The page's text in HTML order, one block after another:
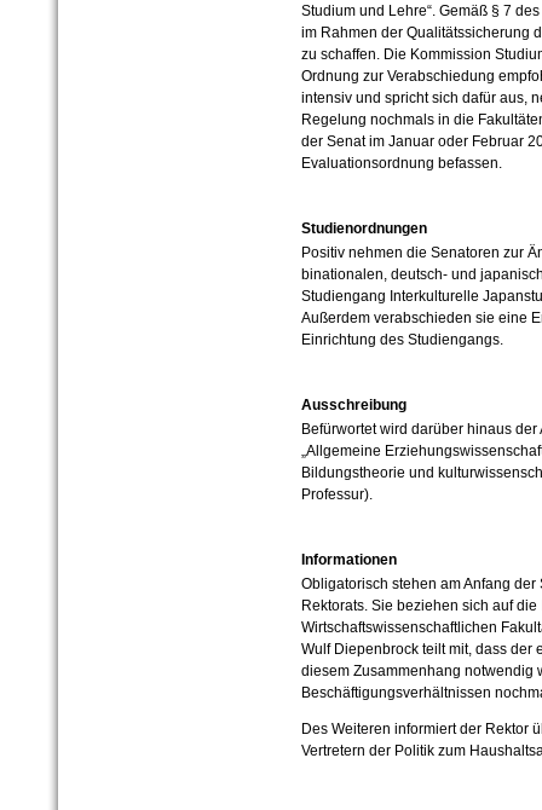
Studium und Lehre“. Gemäß § 7 des
im Rahmen der Qualitätssicherung
zu schaffen. Die Kommission
Ordnung zur Verabschiedung
intensiv und spricht sich dafür aus,
Regelung nochmals in die
der Senat im Januar oder Februar
Evaluationsordnung befassen.
Studienordnungen
Positiv nehmen die Senatoren zur
binationalen, deutsch- und
Studiengang Interkulturelle
Außerdem verabschieden sie eine
Einrichtung des Studiengangs.
Ausschreibung
Befürwortet wird darüber hinaus
„Allgemeine
Bildungstheorie und
Professur).
Informationen
Obligatorisch stehen am Anfang
Rektorats. Sie beziehen sich auf
Wirtschaftswissenschaftlichen
Wulf Diepenbrock teilt mit, dass der
diesem Zusammenhang notwendig
Beschäftigungsverhältnissen
Des Weiteren informiert der Rektor
Vertretern der Politik zum